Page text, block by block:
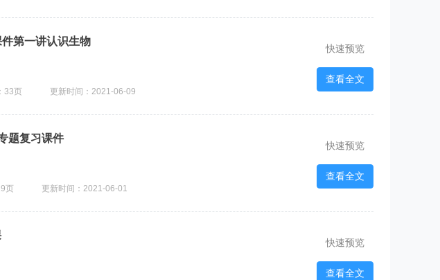
第一讲认识生物
33页 更新时间：2021-06-09
快速预览
查看全文
题复习课件
页 更新时间：2021-06-01
快速预览
查看全文
快速预览
查看全文